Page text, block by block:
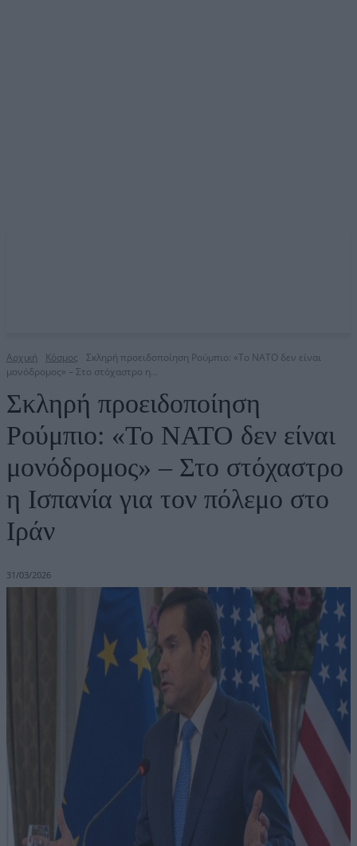
Αρχική Κόσμος
Σκληρή προειδοποίηση Ρούμπιο: «Το ΝΑΤΟ δεν είναι
μονόδρομος» – Στο στόχαστρο η...
Σκληρή προειδοποίηση
Ρούμπιο: «Το ΝΑΤΟ δεν είναι
μονόδρομος» – Στο στόχαστρο
η Ισπανία για τον πόλεμο στο
Ιράν
31/03/2026